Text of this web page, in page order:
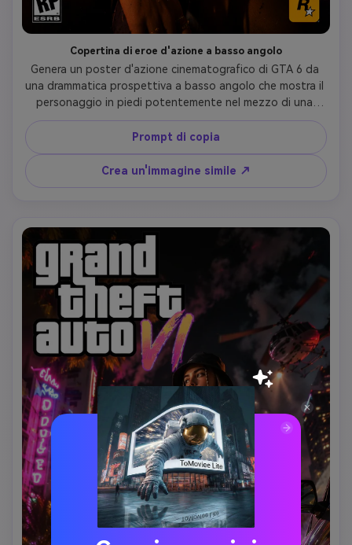
Copertina di eroe d'azione a basso angolo
Genera un poster d'azione cinematografico di GTA 6 da
una drammatica prospettiva a basso angolo che mostra il
personaggio in piedi potentemente nel mezzo di una
strada urbana al neon. Include luci della polizia illuminanti,
effetti di sfocatura del movimento, veicoli di lusso che
circondano la scena, fumo atmosferico, illuminazione ad
alto contrasto e copertina di gioco ultra dettagliata
ispirata alle Rockstar che cattura l'energia dell'azione
Prompt di copia
Crea un'immagine simile ↗